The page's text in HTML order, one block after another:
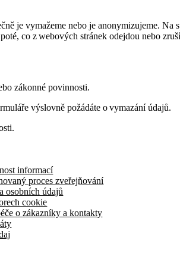
je vymažeme nebo je anonymizujeme. Na
co z webových stránek odejdou nebo
zákonné povinnosti.
výslovně požádáte o vymazání údajů.
informací
proces zveřejňování
osobních údajů
cookie
o zákazníky a kontakty